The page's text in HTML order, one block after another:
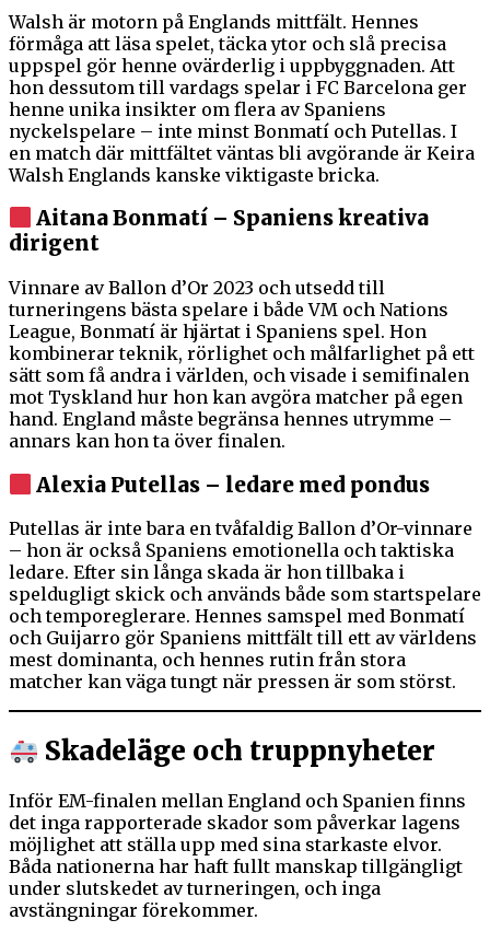
Walsh är motorn på Englands mittfält. Hennes
förmåga att läsa spelet, täcka ytor och slå precisa
uppspel gör henne ovärderlig i uppbyggnaden. Att
hon dessutom till vardags spelar i FC Barcelona ger
henne unika insikter om flera av Spaniens
nyckelspelare – inte minst Bonmatí och Putellas. I
en match där mittfältet väntas bli avgörande är Keira
Walsh Englands kanske viktigaste bricka.
Aitana Bonmatí – Spaniens kreativa
dirigent
Vinnare av Ballon d’Or 2023 och utsedd till
turneringens bästa spelare i både VM och Nations
League, Bonmatí är hjärtat i Spaniens spel. Hon
kombinerar teknik, rörlighet och målfarlighet på ett
sätt som få andra i världen, och visade i semifinalen
mot Tyskland hur hon kan avgöra matcher på egen
hand. England måste begränsa hennes utrymme –
annars kan hon ta över finalen.
Alexia Putellas – ledare med pondus
Putellas är inte bara en tvåfaldig Ballon d’Or-vinnare
– hon är också Spaniens emotionella och taktiska
ledare. Efter sin långa skada är hon tillbaka i
speldugligt skick och används både som startspelare
och temporeglerare. Hennes samspel med Bonmatí
och Guijarro gör Spaniens mittfält till ett av världens
mest dominanta, och hennes rutin från stora
matcher kan väga tungt när pressen är som störst.
Skadeläge och truppnyheter
Inför EM-finalen mellan England och Spanien finns
det inga rapporterade skador som påverkar lagens
möjlighet att ställa upp med sina starkaste elvor.
Båda nationerna har haft fullt manskap tillgängligt
under slutskedet av turneringen, och inga
avstängningar förekommer.